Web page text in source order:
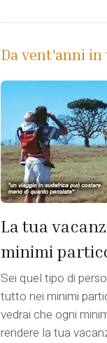
Da vent'anni in
La tua
minimi
Sei quel tipo di
tutto nei minimi
vedrai che ogni
rendere la tua